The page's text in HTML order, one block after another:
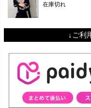
在庫切れ
↓ご利